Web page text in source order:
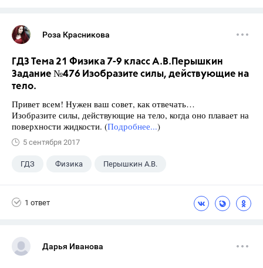
Роза Красникова
ГДЗ Тема 21 Физика 7-9 класс А.В.Перышкин
Задание №476 Изобразите силы, действующие на
тело.
Привет всем! Нужен ваш совет, как отвечать…
Изобразите силы, действующие на тело, когда оно плавает на
поверхности жидкости. (Подробнее...)
5 сентября 2017
ГДЗ Физика Перышкин А.В.
1 ответ
Дарья Иванова